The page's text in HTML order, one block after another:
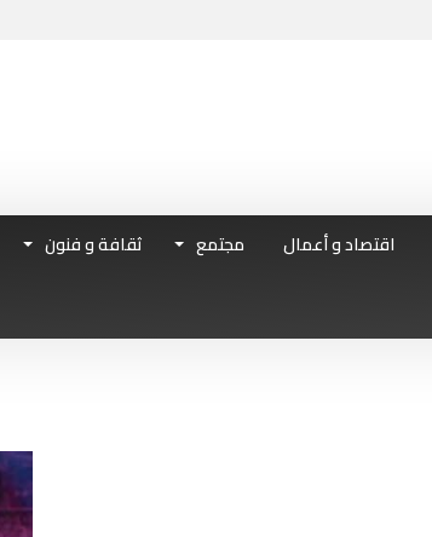
اقتصاد و أعمال مجتمع ثقافة و فنون